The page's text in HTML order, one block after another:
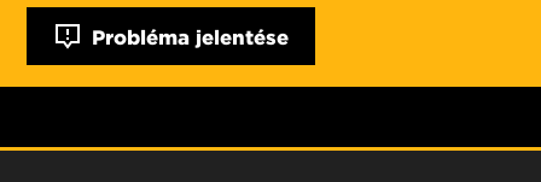
Probléma jelentése